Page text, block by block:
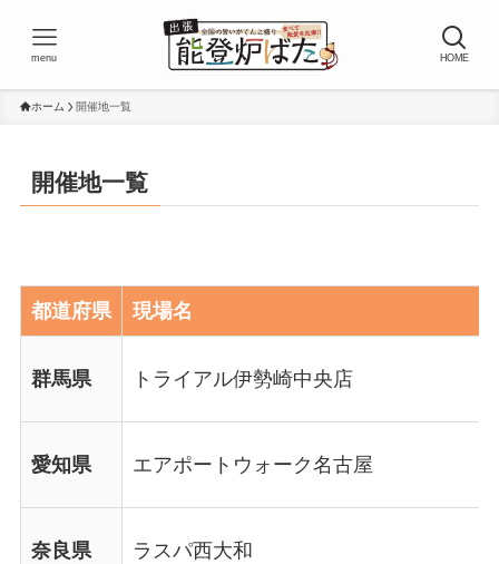
HOME
menu
ホーム 開催地一覧
開催地一覧
都道府県 現場名
群馬県 トライアル伊勢崎中央店
愛知県 エアポートウォーク名古屋
奈良県 ラスパ西大和